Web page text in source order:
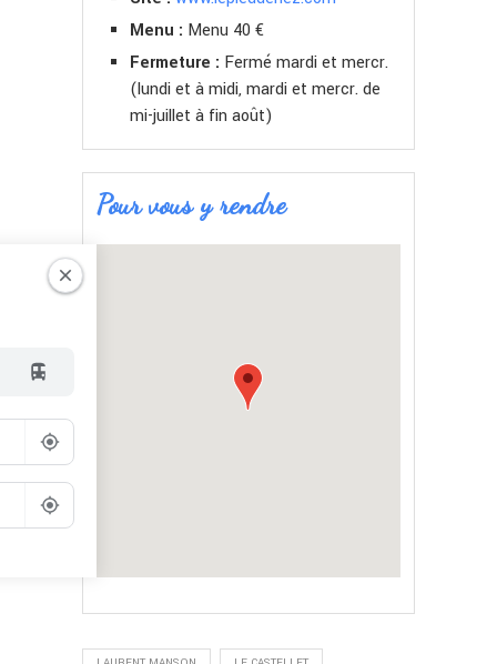
Menu : Menu 40 €
Fermeture : Fermé mardi et mercr.
(lundi et à midi, mardi et mercr. de
mi-juillet à fin août)
Pour vous y rendre